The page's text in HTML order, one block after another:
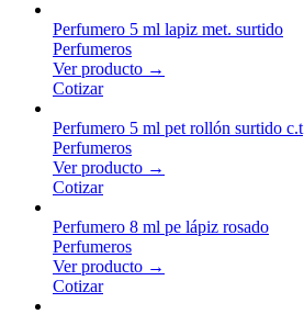
Perfumero 5 ml lapiz met. surtido
Perfumeros
Ver producto →
Cotizar
Perfumero 5 ml pet rollón surtido c.t
Perfumeros
Ver producto →
Cotizar
Perfumero 8 ml pe lápiz rosado
Perfumeros
Ver producto →
Cotizar